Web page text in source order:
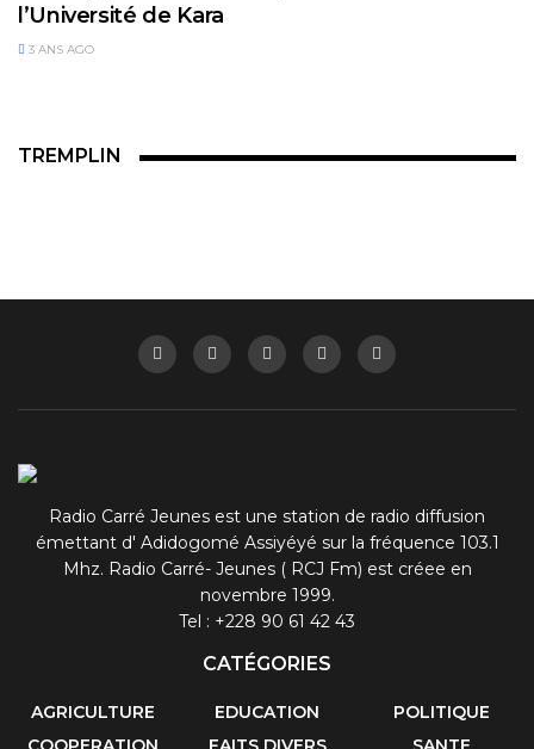
l’Université de Kara
3 ANS AGO
TREMPLIN
Radio Carré Jeunes est une station de radio diffusion
émettant d' Adidogomé Assiyéyé sur la fréquence 103.1
Mhz. Radio Carré- Jeunes ( RCJ Fm) est créee en
novembre 1999.
Tel : +228 90 61 42 43
CATÉGORIES
AGRICULTURE
EDUCATION
POLITIQUE